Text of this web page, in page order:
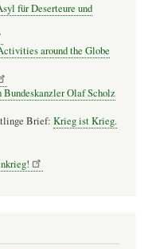
für Deserteure und
around the Globe
Olaf Scholz
Brief: Krieg ist Krieg.